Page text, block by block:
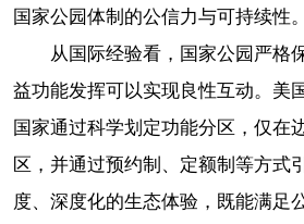
国家公园体制的公信力与可持续性。
从国际经验看，国家公园严格
益功能发挥可以实现良性互动。美
国家通过科学划定功能分区，仅在
区，并通过预约制、定额制等方式
度、深度化的生态体验，既能满足